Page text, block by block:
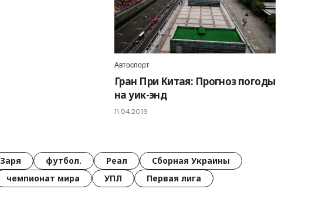
Автоспорт
Гран При Китая: Прогноз погоды
на уик-энд
11.04.2019
Заря футбол. Реал
Сборная Украины
чемпионат мира УПЛ
Первая лига